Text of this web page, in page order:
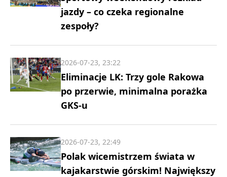
jazdy – co czeka regionalne
zespoły?
Eliminacje LK: Trzy gole Rakowa
po przerwie, minimalna porażka
GKS-u
2026-07-23, 23:22
Polak wicemistrzem świata w
kajakarstwie górskim! Największy
2026-07-23, 22:49